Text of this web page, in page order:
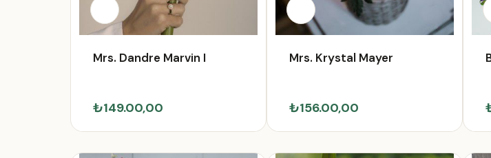
Mrs. Dandre Marvin I
₺149.00,00
Mrs. Krystal Mayer
₺156.00,00